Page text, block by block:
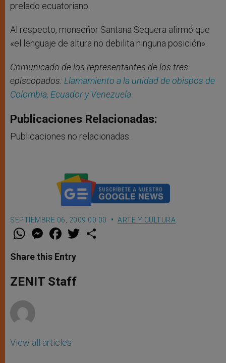
prelado ecuatoriano.
Al respecto, monseñor Santana Sequera afirmó que
«el lenguaje de altura no debilita ninguna posición».
Comunicado de los representantes de los tres
episcopados: Llamamiento a la unidad de obispos de
Colombia, Ecuador y Venezuela
Publicaciones Relacionadas:
Publicaciones no relacionadas.
SEPTIEMBRE 06, 2009 00:00 ARTE Y CULTURA
W
t
s
p
p
M
e
s
e
g
e
F
a
e
b
o
k
w
Share this Entry
ZENIT Staff
View all articles